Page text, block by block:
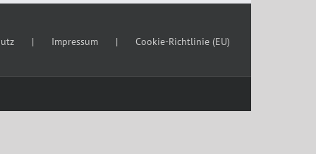
Impressum Cookie-Richtlinie (EU)